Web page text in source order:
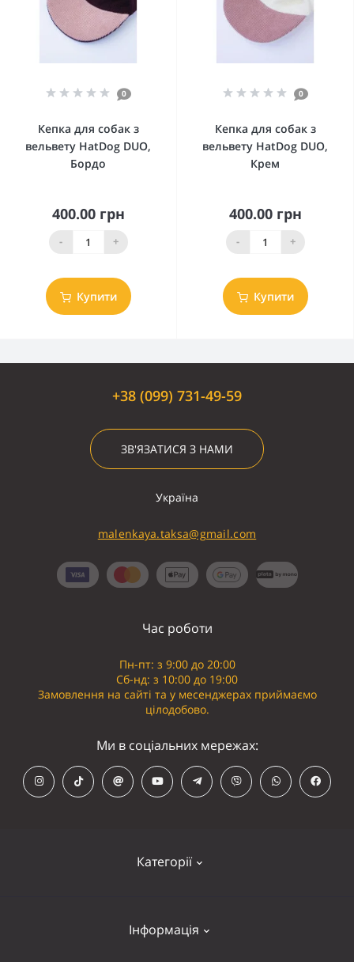
0
Кепка для собак з
вельвету HatDog DUO,
Бордо
400.00 грн
- +
Купити
0
Кепка для собак з
вельвету HatDog DUO,
Крем
400.00 грн
- +
Купити
+38 (099) 731-49-59
ЗВ'ЯЗАТИСЯ З НАМИ
Україна
malenkaya.taksa@gmail.com
Категорії
Інформація
Час роботи
Пн-пт: з 9:00 до 20:00
Сб-нд: з 10:00 до 19:00
Замовлення на сайті та у месенджерах приймаємо
цілодобово.
Ми в соціальних мережах: